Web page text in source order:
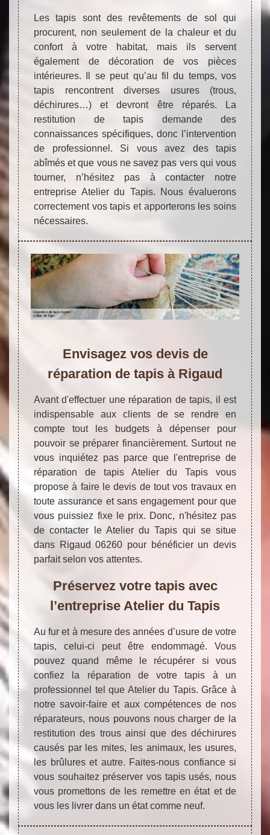
Les tapis sont des revêtements de sol qui
procurent, non seulement de la chaleur et du
confort à votre habitat, mais ils servent
également de décoration de vos pièces
intérieures. Il se peut qu’au fil du temps, vos
tapis rencontrent diverses usures (trous,
déchirures…) et devront être réparés. La
restitution de tapis demande des
connaissances spécifiques, donc l’intervention
de professionnel. Si vous avez des tapis
abîmés et que vous ne savez pas vers qui vous
tourner, n’hésitez pas à contacter notre
entreprise Atelier du Tapis. Nous évaluerons
correctement vos tapis et apporterons les soins
nécessaires.
Envisagez vos devis de
réparation de tapis à Rigaud
Avant d'effectuer une réparation de tapis, il est
indispensable aux clients de se rendre en
compte tout les budgets à dépenser pour
pouvoir se préparer financièrement. Surtout ne
vous inquiétez pas parce que l'entreprise de
réparation de tapis Atelier du Tapis vous
propose à faire le devis de tout vos travaux en
toute assurance et sans engagement pour que
vous puissiez fixe le prix. Donc, n'hésitez pas
de contacter le Atelier du Tapis qui se situe
dans Rigaud 06260 pour bénéficier un devis
parfait selon vos attentes.
Préservez votre tapis avec
l’entreprise Atelier du Tapis
Au fur et à mesure des années d’usure de votre
tapis, celui-ci peut être endommagé. Vous
pouvez quand même le récupérer si vous
confiez la réparation de votre tapis à un
professionnel tel que Atelier du Tapis. Grâce à
notre savoir-faire et aux compétences de nos
réparateurs, nous pouvons nous charger de la
restitution des trous ainsi que des déchirures
causés par les mites, les animaux, les usures,
les brûlures et autre. Faites-nous confiance si
vous souhaitez préserver vos tapis usés, nous
vous promettons de les remettre en état et de
vous les livrer dans un état comme neuf.